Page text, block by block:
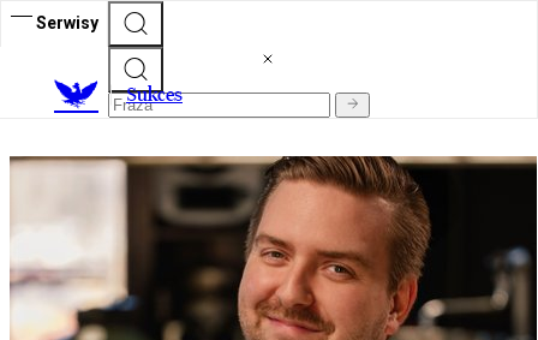
Serwisy
Sukces